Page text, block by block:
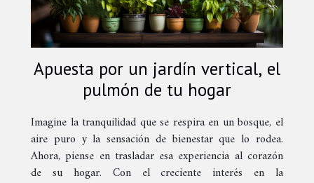
Apuesta por un jardín vertical, el
pulmón de tu hogar
Imagine la tranquilidad que se respira en un bosque, el
aire puro y la sensación de bienestar que lo rodea.
Ahora, piense en trasladar esa experiencia al corazón
de su hogar. Con el creciente interés en la